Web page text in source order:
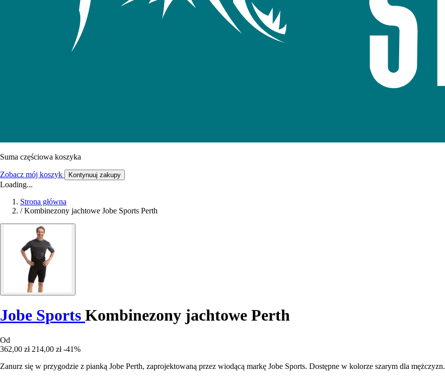
Suma częściowa koszyka
Zobacz mój koszyk Kontynuuj zakupy
Loading...
Strona główna
/ Kombinezony jachtowe Jobe Sports Perth
Jobe Sports Kombinezony jachtowe Perth
Od
362,00 zł 214,00 zł -41%
Zanurz się w przygodzie z pianką Jobe Perth, zaprojektowaną przez wiodącą markę Jobe Sports. Dostępne w kolorze szarym dla mężczyzn.